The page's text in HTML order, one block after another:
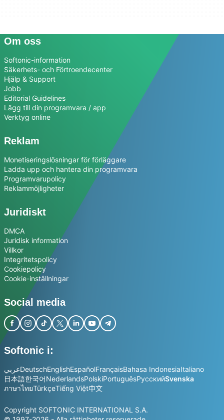
Om oss
Softonic-information
Säkerhets- och Förtroendecenter
Hjälp & Support
Jobb
Editorial Guidelines
Lägg till din programvara / app
Verktyg online
Reklam
Monetiseringslösningar för förläggare
Ladda upp och hantera din programvara
Programvarupolicy
Reklammöjligheter
Juridiskt
DMCA
Juridisk information
Villkor
Integritetspolicy
Cookiepolicy
Cookie-inställningar
Social media
Softonic i:
عربيDeutschEnglishEspañolFrançaisBahasa IndonesiaItaliano
日本語한국어NederlandsPolskiPortuguêsРусскийSvenska
ภาษาไทยTürkçeTiếng Việt中文
Copyright SOFTONIC INTERNATIONAL S.A.